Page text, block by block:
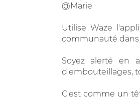
@Marie
Utilise Waze
communauté dans
Soyez alerté en
d'embouteillages,
C'est comme un